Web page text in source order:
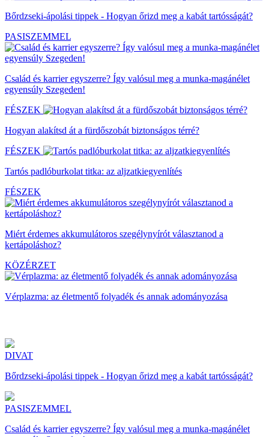
Bőrdzseki-ápolási tippek - Hogyan őrizd meg a kabát tartósságát?
PASISZEMMEL
Család és karrier egyszerre? Így valósul meg a munka-magánélet
egyensúly Szegeden!
FÉSZEK
Hogyan alakítsd át a fürdőszobát biztonságos térré?
FÉSZEK
Tartós padlóburkolat titka: az aljzatkiegyenlítés
FÉSZEK
Miért érdemes akkumulátoros szegélynyírót választanod a
kertápoláshoz?
KÖZÉRZET
Vérplazma: az életmentő folyadék és annak adományozása
DIVAT
Bőrdzseki-ápolási tippek - Hogyan őrizd meg a kabát tartósságát?
PASISZEMMEL
Család és karrier egyszerre? Így valósul meg a munka-magánélet